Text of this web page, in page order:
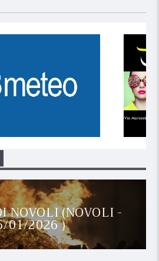
NOVOLI (NOVOLI -
01/2026 )